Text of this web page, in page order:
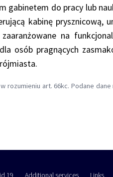
gabinetem do pracy lub
kabinę prysznicową,
na
osób pragnących
rozumieniu art. 66kc. Podane
19 Additional services Links